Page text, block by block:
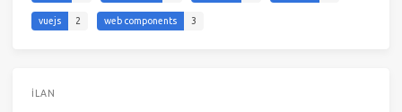
vuejs 2 web components 3
İLAN